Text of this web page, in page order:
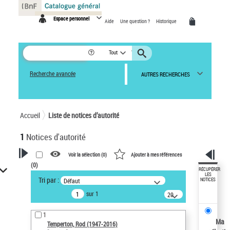
Espace personnel Aide Une question ? Historique
Tout
Recherche avancée AUTRES RECHERCHES
Accueil Liste de notices d’autorité
1 Notices d'autorité
VOTRE RECHERCHE
Recherche avancée dans les
notices d’autorité
Œuvres liées à l'auteur :
Temperton, Rod (1947-2016)
Voir la sélection (0) Ajouter à mes références
(0)
Tri par : Défaut
sur 1
20
résultats/page
1
Temperton, Rod (1947-2016)
RÉCUPÉRER
LES
NOTICES
Ma
Panneau de gestion des cookies